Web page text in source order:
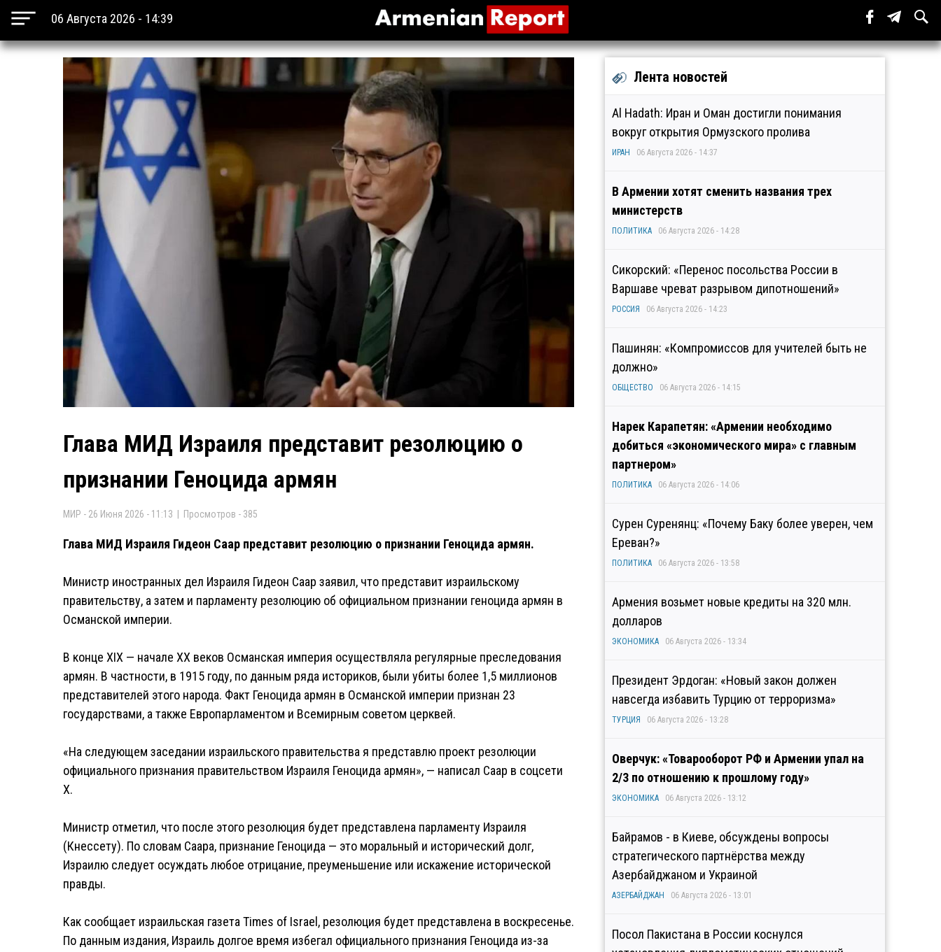
06 Августа 2026 - 14:39
Глава МИД Израиля представит резолюцию о
признании Геноцида армян
МИР - 26 Июня 2026 - 11:13 | Просмотров - 385
Глава МИД Израиля Гидеон Саар представит резолюцию о признании Геноцида армян.
Министр иностранных дел Израиля Гидеон Саар заявил, что представит израильскому
правительству, а затем и парламенту резолюцию об официальном признании геноцида армян в
Османской империи.
В конце XIX — начале XX веков Османская империя осуществляла регулярные преследования
армян. В частности, в 1915 году, по данным ряда историков, были убиты более 1,5 миллионов
представителей этого народа. Факт Геноцида армян в Османской империи признан 23
государствами, а также Европарламентом и Всемирным советом церквей.
«На следующем заседании израильского правительства я представлю проект резолюции
официального признания правительством Израиля Геноцида армян», — написал Саар в соцсети
X.
Министр отметил, что после этого резолюция будет представлена парламенту Израиля
(Кнессету). По словам Саара, признание Геноцида — это моральный и исторический долг,
Израилю следует осуждать любое отрицание, преуменьшение или искажение исторической
правды.
Как сообщает израильская газета Times of Israel, резолюция будет представлена в воскресенье.
По данным издания, Израиль долгое время избегал официального признания Геноцида из-за
Лента новостей
Al Hadath: Иран и Оман достигли понимания
вокруг открытия Ормузского пролива
ИРАН 06 Августа 2026 - 14:37
В Армении хотят сменить названия трех
министерств
ПОЛИТИКА 06 Августа 2026 - 14:28
Сикорский: «Перенос посольства России в
Варшаве чреват разрывом дипотношений»
РОССИЯ 06 Августа 2026 - 14:23
Пашинян: «Компромиссов для учителей быть не
должно»
ОБЩЕСТВО 06 Августа 2026 - 14:15
Нарек Карапетян: «Армении необходимо
добиться «экономического мира» с главным
партнером»
ПОЛИТИКА 06 Августа 2026 - 14:06
Сурен Суренянц: «Почему Баку более уверен, чем
Ереван?»
ПОЛИТИКА 06 Августа 2026 - 13:58
Армения возьмет новые кредиты на 320 млн.
долларов
ЭКОНОМИКА 06 Августа 2026 - 13:34
Президент Эрдоган: «Новый закон должен
навсегда избавить Турцию от терроризма»
ТУРЦИЯ 06 Августа 2026 - 13:28
Оверчук: «Товарооборот РФ и Армении упал на
2/3 по отношению к прошлому году»
ЭКОНОМИКА 06 Августа 2026 - 13:12
Байрамов - в Киеве, обсуждены вопросы
стратегического партнёрства между
Азербайджаном и Украиной
АЗЕРБАЙДЖАН 06 Августа 2026 - 13:01
Посол Пакистана в России коснулся